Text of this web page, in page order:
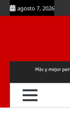
Skip
to
agosto 7, 2026